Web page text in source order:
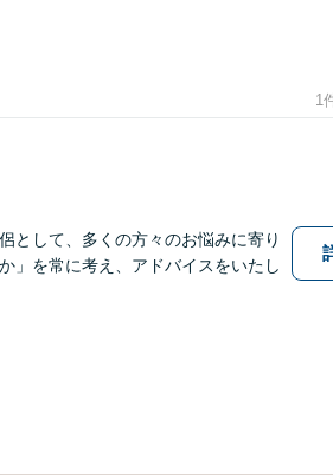
1
として、多くの方々のお悩みに寄り
」を常に考え、アドバイスをいたし